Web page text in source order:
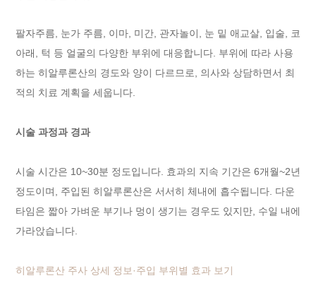
팔자주름, 눈가 주름, 이마, 미간, 관자놀이, 눈 밑 애교살, 입술, 코
아래, 턱 등 얼굴의 다양한 부위에 대응합니다. 부위에 따라 사용
하는 히알루론산의 경도와 양이 다르므로, 의사와 상담하면서 최
적의 치료 계획을 세웁니다.
시술 과정과 경과
시술 시간은 10~30분 정도입니다. 효과의 지속 기간은 6개월~2년
정도이며, 주입된 히알루론산은 서서히 체내에 흡수됩니다. 다운
타임은 짧아 가벼운 부기나 멍이 생기는 경우도 있지만, 수일 내에
가라앉습니다.
히알루론산 주사 상세 정보·주입 부위별 효과 보기